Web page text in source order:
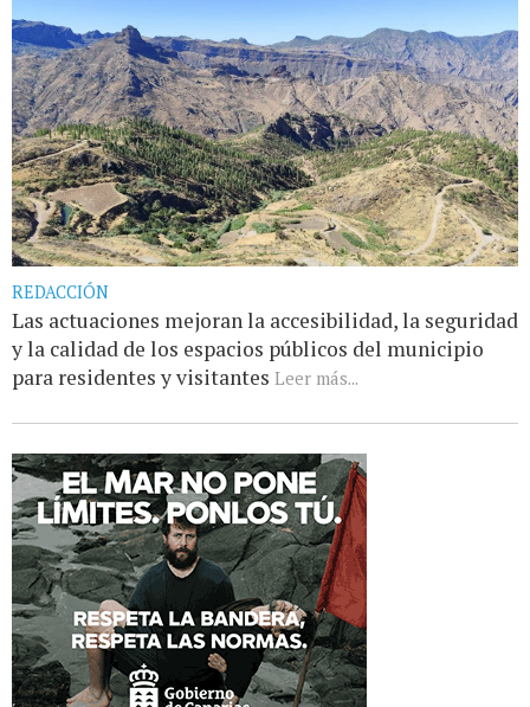
REDACCIÓN
Las actuaciones mejoran la accesibilidad, la seguridad
y la calidad de los espacios públicos del municipio
para residentes y visitantes Leer más...